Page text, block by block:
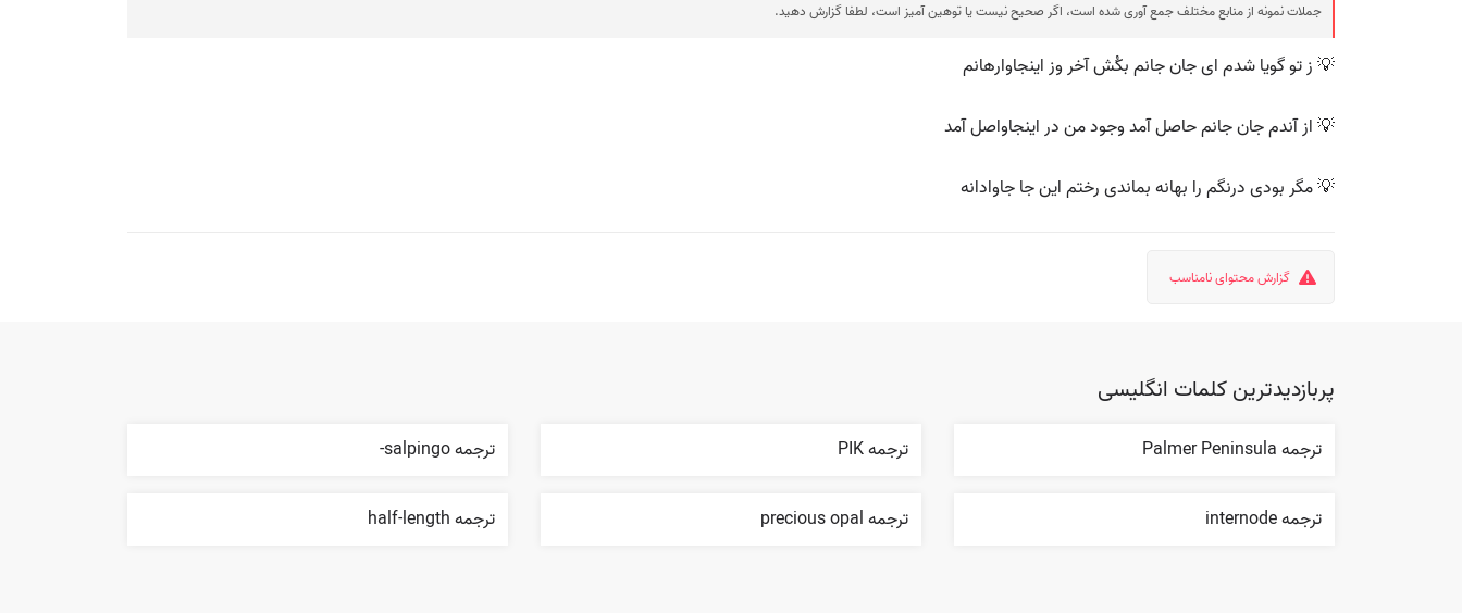
جملات نمونه از منابع مختلف جمع آوری شده است، اگر صحیح نیست یا توهین آمیز است، لطفا گزارش دهید.
💡 ز تو گویا شدم ای جان جانم بکُش آخر وز اینجاوارهانم
💡 از آندم جان جانم حاصل آمد وجود من در اینجاواصل آمد
💡 مگر بودی درنگم را بهانه بماندی رختم این جا جاوادانه
گزارش محتوای نامناسب
پربازدیدترین کلمات انگلیسی
ترجمه Palmer Peninsula ترجمه PIK ترجمه salpingo-
ترجمه internode ترجمه precious opal ترجمه half-length